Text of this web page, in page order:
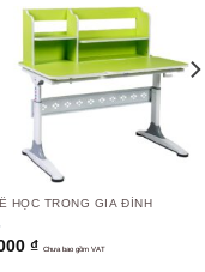
Add to
wishlist
HỌC TRONG GIA ĐÌNH
₫ Chưa bao gồm VAT